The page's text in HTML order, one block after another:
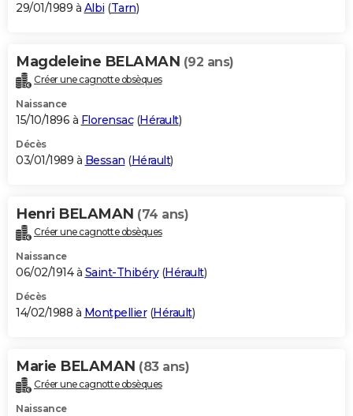
29/01/1989 à Albi (Tarn)
Magdeleine BELAMAN (92 ans)
Créer une cagnotte obsèques
Naissance
15/10/1896 à Florensac(Hérault)
Décès
03/01/1989 à Bessan (Hérault)
Henri BELAMAN (74 ans)
Créer une cagnotte obsèques
Naissance
06/02/1914 à Saint-Thibéry(Hérault)
Décès
14/02/1988 à Montpellier(Hérault)
Marie BELAMAN (83 ans)
Créer une cagnotte obsèques
Naissance